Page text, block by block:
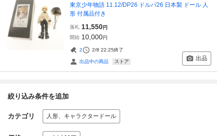
東京少年物語 11.12/DP26 ドルパ26 日本製 ドール 人
形 付属品付き
落札 11,550円
開始 10,000円
2 2/8 22:25終了
出品中の商品 ストア 出品
絞り込み条件を追加
カテゴリ 人形、キャラクタードール